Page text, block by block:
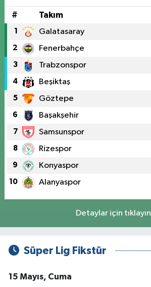
# Takım
1 Galatasaray
2 Fenerbahçe
3 Trabzonspor
4 Beşiktaş
5 Göztepe
6 Başakşehir
7 Samsunspor
8 Rizespor
9 Konyaspor
10 Alanyaspor
Detaylar için tıklayın
Süper Lig Fikstür
15 Mayıs, Cuma